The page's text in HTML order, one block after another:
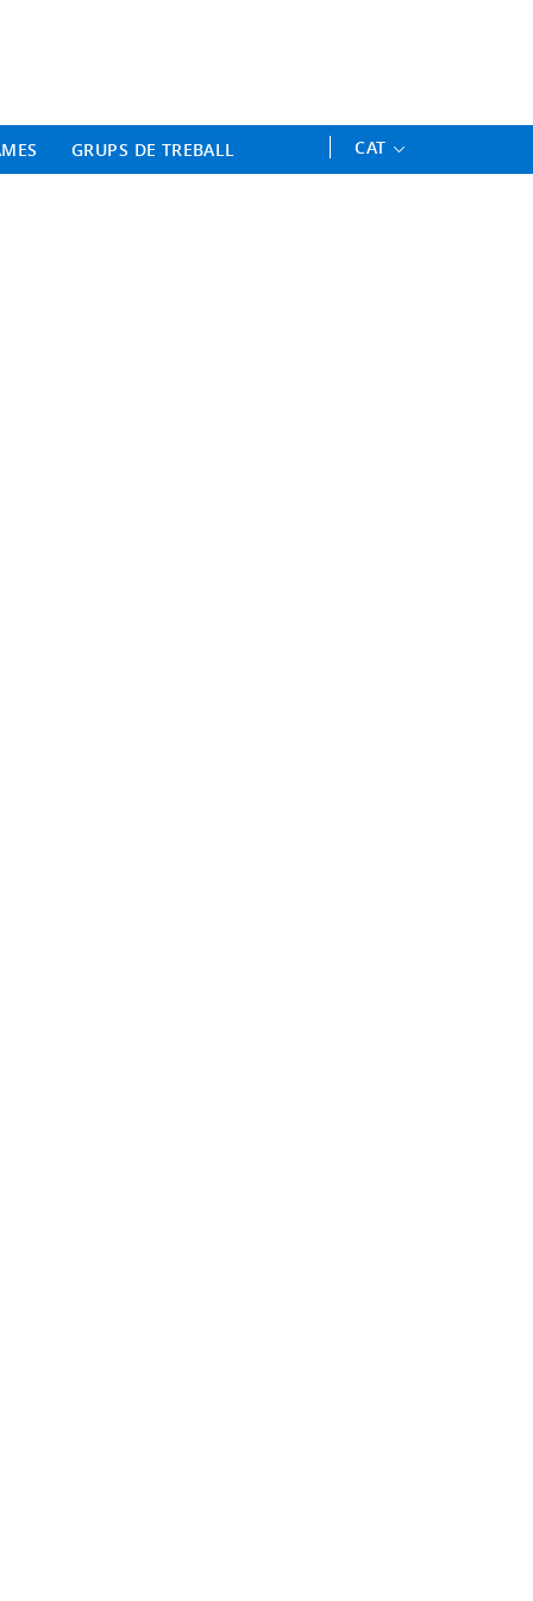
GRUPS DE TREBALL CAT